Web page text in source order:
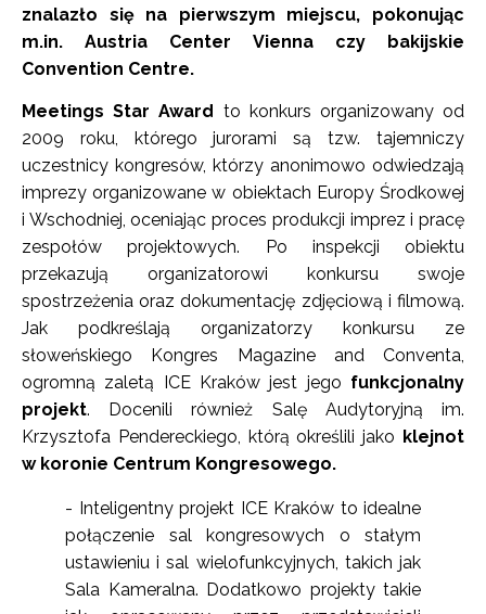
znalazło się na pierwszym miejscu, pokonując
m.in. Austria Center Vienna czy bakijskie
Convention Centre.
Meetings Star Award to konkurs organizowany od
2009 roku, którego jurorami są tzw. tajemniczy
uczestnicy kongresów, którzy anonimowo odwiedzają
imprezy organizowane w obiektach Europy Środkowej
i Wschodniej, oceniając proces produkcji imprez i pracę
zespołów projektowych. Po inspekcji obiektu
przekazują organizatorowi konkursu swoje
spostrzeżenia oraz dokumentację zdjęciową i filmową.
Jak podkreślają organizatorzy konkursu ze
słoweńskiego Kongres Magazine and Conventa,
ogromną zaletą ICE Kraków jest jego funkcjonalny
projekt. Docenili również Salę Audytoryjną im.
Krzysztofa Pendereckiego, którą określili jako klejnot
w koronie Centrum Kongresowego.
- Inteligentny projekt ICE Kraków to idealne
połączenie sal kongresowych o stałym
ustawieniu i sal wielofunkcyjnych, takich jak
Sala Kameralna. Dodatkowo projekty takie